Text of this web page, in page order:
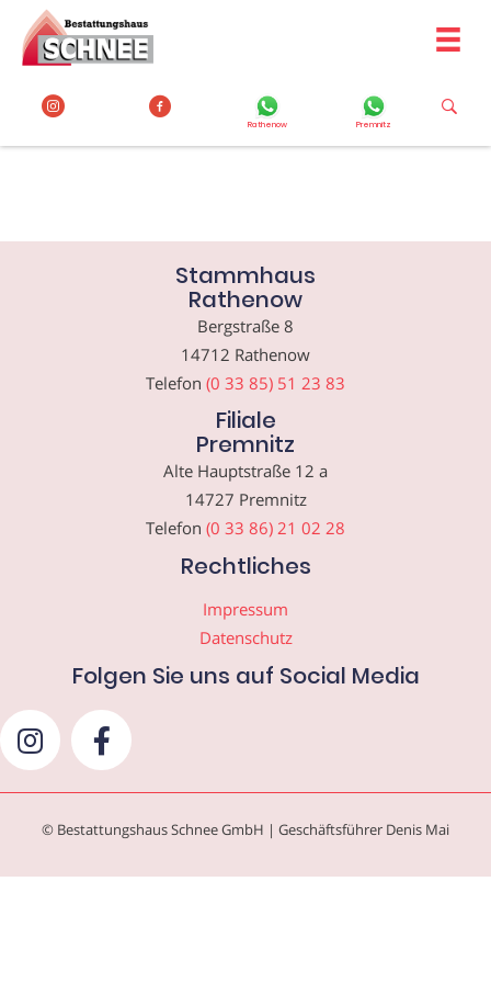
Inhalt
springen
Rathenow Premnitz
Stammhaus
Rathenow
Bergstraße 8
14712 Rathenow
Telefon (0 33 85) 51 23 83
Filiale
Premnitz
Alte Hauptstraße 12 a
14727 Premnitz
Telefon (0 33 86) 21 02 28
Rechtliches
Impressum
Datenschutz
Folgen Sie uns auf Social Media
© Bestattungshaus Schnee GmbH | Geschäftsführer Denis Mai